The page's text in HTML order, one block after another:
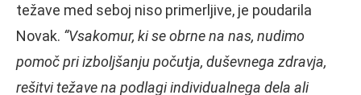
težave med seboj niso primerljive, je poudarila
Novak. “Vsakomur, ki se obrne na nas, nudimo
pomoč pri izboljšanju počutja, duševnega zdravja,
rešitvi težave na podlagi individualnega dela ali